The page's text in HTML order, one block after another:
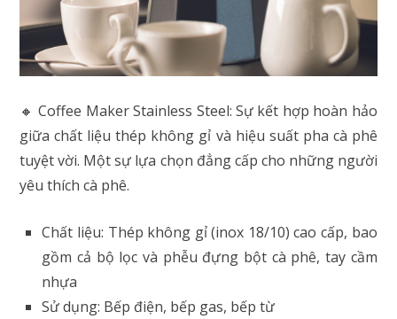
🔸 Coffee Maker Stainless Steel: Sự kết hợp hoàn hảo
giữa chất liệu thép không gỉ và hiệu suất pha cà phê
tuyệt vời. Một sự lựa chọn đẳng cấp cho những người
yêu thích cà phê.
Chất liệu: Thép không gỉ (inox 18/10) cao cấp, bao
gồm cả bộ lọc và phễu đựng bột cà phê, tay cầm
nhựa
Sử dụng: Bếp điện, bếp gas, bếp từ